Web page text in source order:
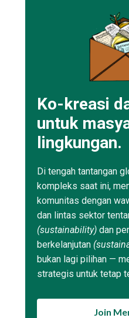
Ko-kreasi
untuk
lingkungan.
Di tengah tantangan
kompleks saat ini,
komunitas dengan
dan lintas sektor
(sustainability) dan
berkelanjutan
bukan lagi pilihan —
strategis untuk tetap
Join